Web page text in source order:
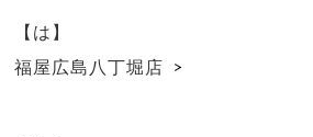
【は】
福屋広島八丁堀店